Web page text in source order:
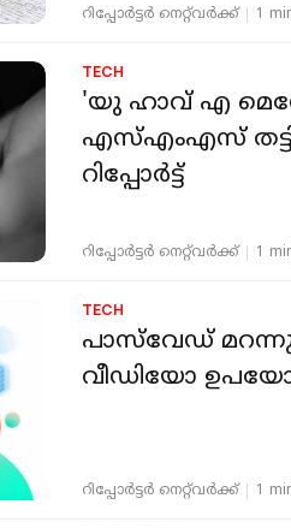
റിപ്പോർട്ടർ നെറ്റ്‌വര്‍ക്ക്‌ 1
TECH
'യു ഹാവ് എ
എസ്എംഎസ്
റിപ്പോർട്ട്
റിപ്പോർട്ടർ നെറ്റ്‌വര്‍ക്ക്‌ 1
TECH
പാസ്‌വേഡ്
വീഡിയോ
റിപ്പോർട്ടർ നെറ്റ്‌വര്‍ക്ക്‌ 1